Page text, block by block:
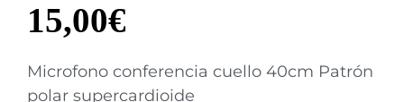
15,00€
Microfono conferencia cuello 40cm Patrón
polar supercardioide